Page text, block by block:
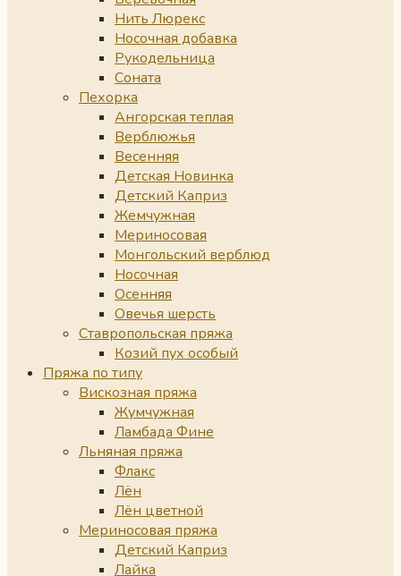
Нить Люрекс
Носочная добавка
Рукодельница
Соната
Пехорка
Ангорская теплая
Верблюжья
Весенняя
Детская Новинка
Детский Каприз
Жемчужная
Мериносовая
Монгольский верблюд
Носочная
Осенняя
Овечья шерсть
Ставропольская пряжа
Козий пух особый
Пряжа по типу
Вискозная пряжа
Жумчужная
Ламбада Фине
Льняная пряжа
Флакс
Лён
Лён цветной
Мериносовая пряжа
Детский Каприз
Лайка